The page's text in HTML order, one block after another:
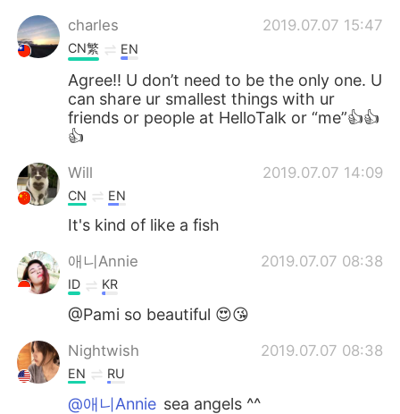
charles 2019.07.07 15:47
CN繁 EN
Agree!! U don’t need to be the only one. U
can share ur smallest things with ur
friends or people at HelloTalk or “me”👍👍
👍
Will 2019.07.07 14:09
CN EN
It's kind of like a fish
애니Annie 2019.07.07 08:38
ID KR
@Pami so beautiful 😍😘
Nightwish 2019.07.07 08:38
EN RU
@애니Annie sea angels ^^